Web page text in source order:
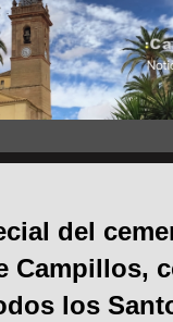
del
Campillos,
los